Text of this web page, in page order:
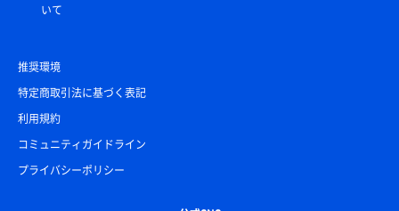
いて
推奨環境
特定商取引法に基づく表記
利用規約
コミュニティガイドライン
プライバシーポリシー